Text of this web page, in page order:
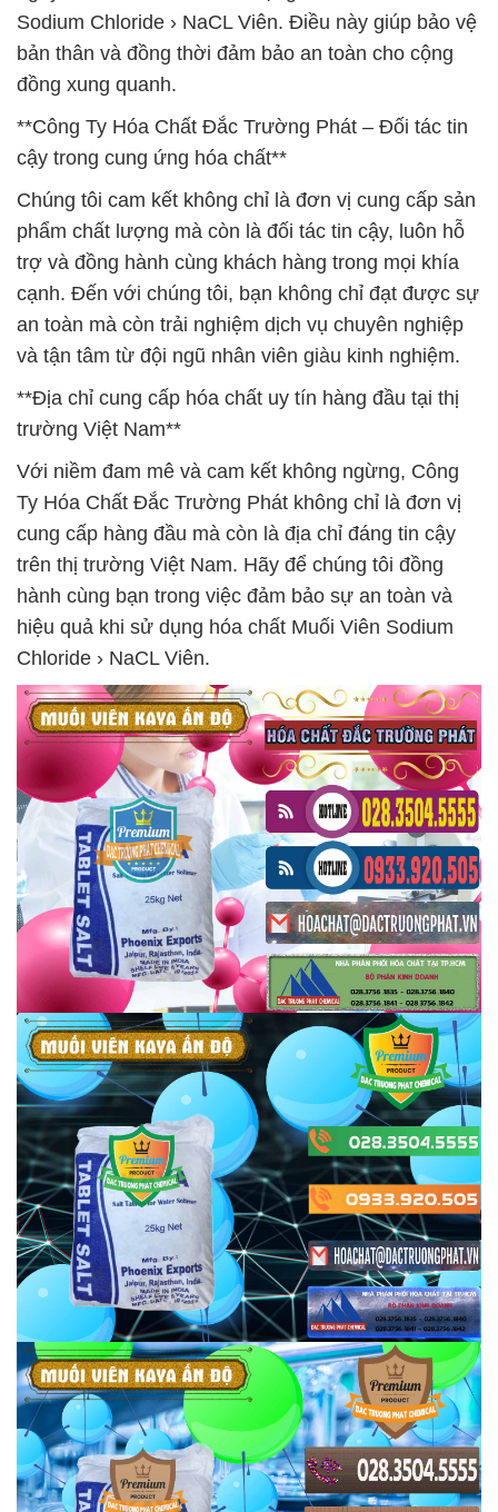
Sodium Chloride › NaCL Viên. Điều này giúp bảo vệ
bản thân và đồng thời đảm bảo an toàn cho cộng
đồng xung quanh.
**Công Ty Hóa Chất Đắc Trường Phát – Đối tác tin
cậy trong cung ứng hóa chất**
Chúng tôi cam kết không chỉ là đơn vị cung cấp sản
phẩm chất lượng mà còn là đối tác tin cậy, luôn hỗ
trợ và đồng hành cùng khách hàng trong mọi khía
cạnh. Đến với chúng tôi, bạn không chỉ đạt được sự
an toàn mà còn trải nghiệm dịch vụ chuyên nghiệp
và tận tâm từ đội ngũ nhân viên giàu kinh nghiệm.
**Địa chỉ cung cấp hóa chất uy tín hàng đầu tại thị
trường Việt Nam**
Với niềm đam mê và cam kết không ngừng, Công
Ty Hóa Chất Đắc Trường Phát không chỉ là đơn vị
cung cấp hàng đầu mà còn là địa chỉ đáng tin cậy
trên thị trường Việt Nam. Hãy để chúng tôi đồng
hành cùng bạn trong việc đảm bảo sự an toàn và
hiệu quả khi sử dụng hóa chất Muối Viên Sodium
Chloride › NaCL Viên.